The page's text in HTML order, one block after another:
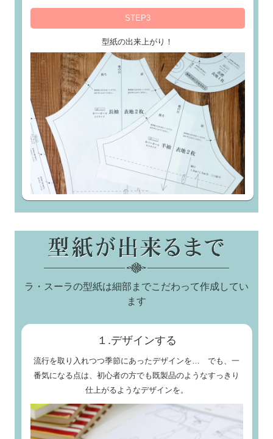
STEP3
型紙の出来上がり！
ラ・スーラの型紙は細部までこだわって作成してい
ます
１.デザインする
流行を取り入れつつ季節にあったデザインを… でも、一
番気になる点は、初心者の方でも既製品のようなすっきり
仕上がるようなデザインを。